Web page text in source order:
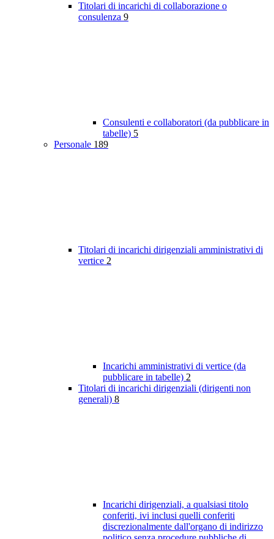
Titolari di incarichi di collaborazione o
consulenza 9
Consulenti e collaboratori (da pubblicare in
tabelle) 5
Personale 189
Titolari di incarichi dirigenziali amministrativi di
vertice 2
Incarichi amministrativi di vertice (da
pubblicare in tabelle) 2
Titolari di incarichi dirigenziali (dirigenti non
generali) 8
Incarichi dirigenziali, a qualsiasi titolo
conferiti, ivi inclusi quelli conferiti
discrezionalmente dall'organo di indirizzo